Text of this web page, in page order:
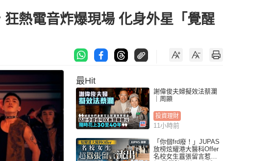
熱電音炸爆現場 化身外星「覺醒
最Hit
謝偉俊夫婦擬效法蔡瀾
｜周顯
投資理財
11小時前
「你個frd廢！」JUPAS
放榜炫耀港大醫科Offer
名校女生囂張留言惹眾